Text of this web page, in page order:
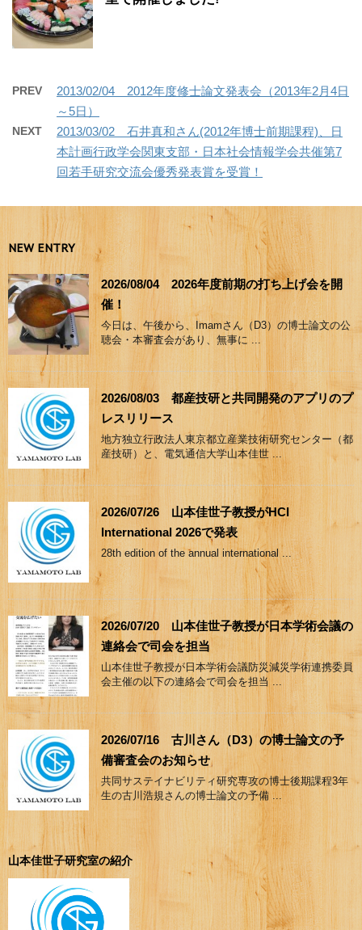
PREV
2013/02/04 2012年度修士論文発表会（2013年2月4日
～5日）
NEXT
2013/03/02 石井真和さん(2012年博士前期課程)、日
本計画行政学会関東支部・日本社会情報学会共催第7
回若手研究交流会優秀発表賞を受賞！
NEW ENTRY
2026/08/04 2026年度前期の打ち上げ会を開
催！
今日は、午後から、Imamさん（D3）の博士論文の公
聴会・本審査会があり、無事に ...
2026/08/03 都産技研と共同開発のアプリのプ
レスリリース
地方独立行政法人東京都立産業技術研究センター（都
産技研）と、電気通信大学山本佳世 ...
2026/07/26 山本佳世子教授がHCI
International 2026で発表
28th edition of the annual international ...
2026/07/20 山本佳世子教授が日本学術会議の
連絡会で司会を担当
山本佳世子教授が日本学術会議防災減災学術連携委員
会主催の以下の連絡会で司会を担当 ...
2026/07/16 古川さん（D3）の博士論文の予
備審査会のお知らせ
共同サステイナビリティ研究専攻の博士後期課程3年
生の古川浩規さんの博士論文の予備 ...
山本佳世子研究室の紹介